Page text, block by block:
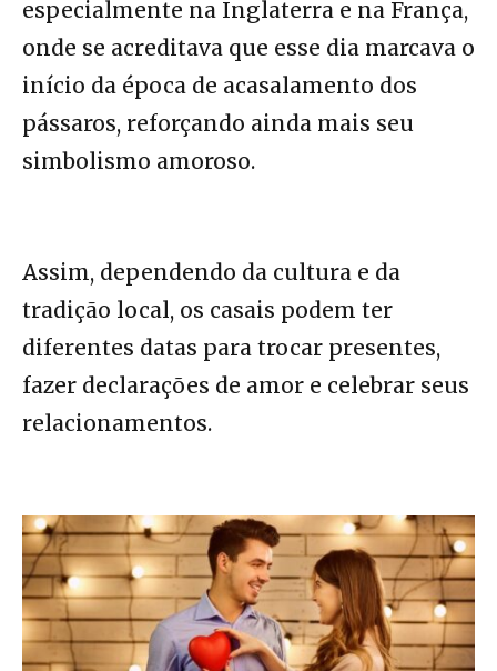
especialmente na Inglaterra e na França,
onde se acreditava que esse dia marcava o
início da época de acasalamento dos
pássaros, reforçando ainda mais seu
simbolismo amoroso.
Assim, dependendo da cultura e da
tradição local, os casais podem ter
diferentes datas para trocar presentes,
fazer declarações de amor e celebrar seus
relacionamentos.